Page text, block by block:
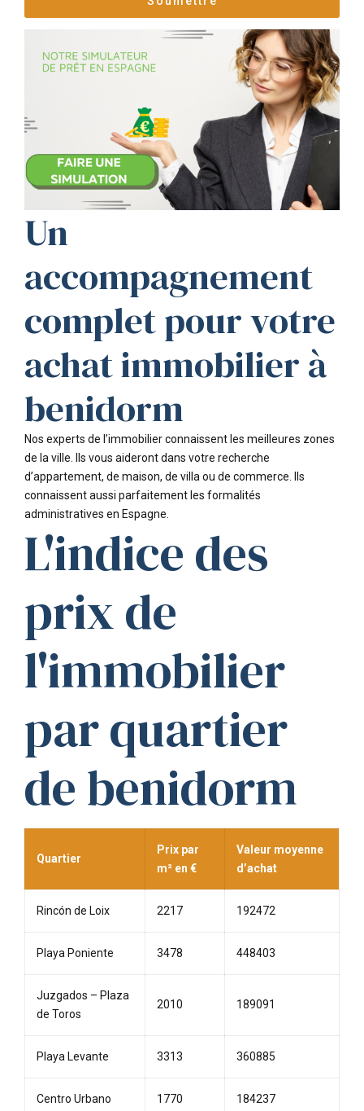
Un
accompagnement
complet pour votre
achat immobilier à
benidorm
Nos experts de l’immobilier connaissent les meilleures zones
de la ville. Ils vous aideront dans votre recherche
d’appartement, de maison, de villa ou de commerce. Ils
connaissent aussi parfaitement les formalités
administratives en Espagne.
L'indice des
prix de
l'immobilier
par quartier
de benidorm
Quartier
Prix par
m² en €
Valeur moyenne
d’achat
Rincón de Loix 2217 192472
Playa Poniente 3478 448403
Juzgados – Plaza
de Toros
2010 189091
Playa Levante 3313 360885
Centro Urbano 1770 184237